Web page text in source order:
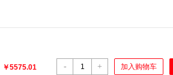
- + 加入购物车
￥5575.01